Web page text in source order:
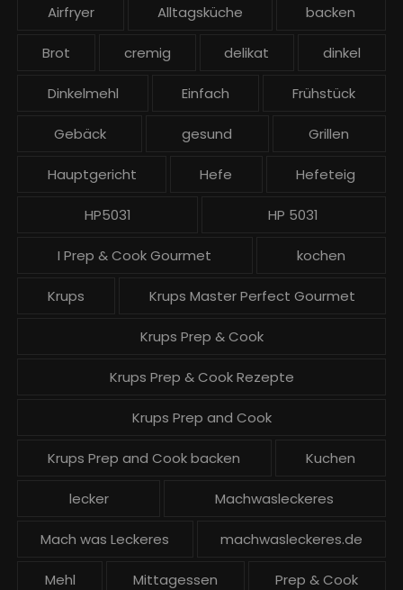
Airfryer Alltagsküche backen
Brot cremig delikat dinkel
Dinkelmehl Einfach Frühstück
Gebäck gesund Grillen
Hauptgericht Hefe Hefeteig
HP5031 HP 5031
I Prep & Cook Gourmet kochen
Krups Krups Master Perfect Gourmet
Krups Prep & Cook
Krups Prep & Cook Rezepte
Krups Prep and Cook
Krups Prep and Cook backen Kuchen
lecker Machwasleckeres
Mach was Leckeres machwasleckeres.de
Mehl Mittagessen Prep & Cook